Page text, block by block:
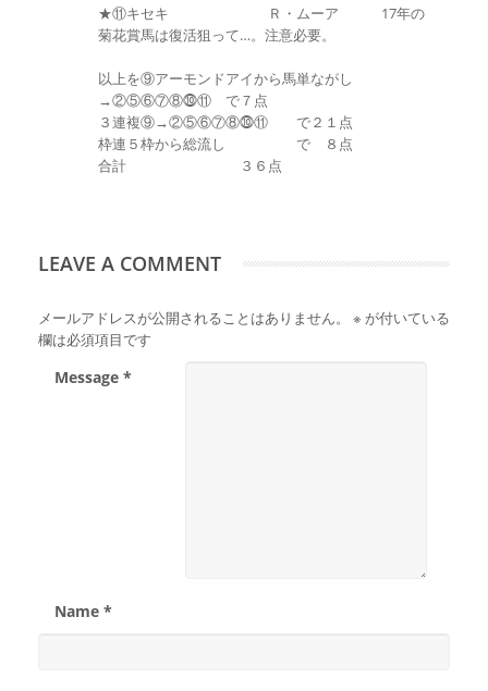
★⑪キセキ Ｒ・ムーア 17年の
菊花賞馬は復活狙って…。注意必要。
以上を⑨アーモンドアイから馬単ながし
→②⑤⑥⑦⑧⓾⑪ で７点
３連複⑨→②⑤⑥⑦⑧⓾⑪ で２１点
枠連５枠から総流し で ８点
合計 ３６点
LEAVE A COMMENT
メールアドレスが公開されることはありません。 ※ が付いている
欄は必須項目です
Message *
Name *